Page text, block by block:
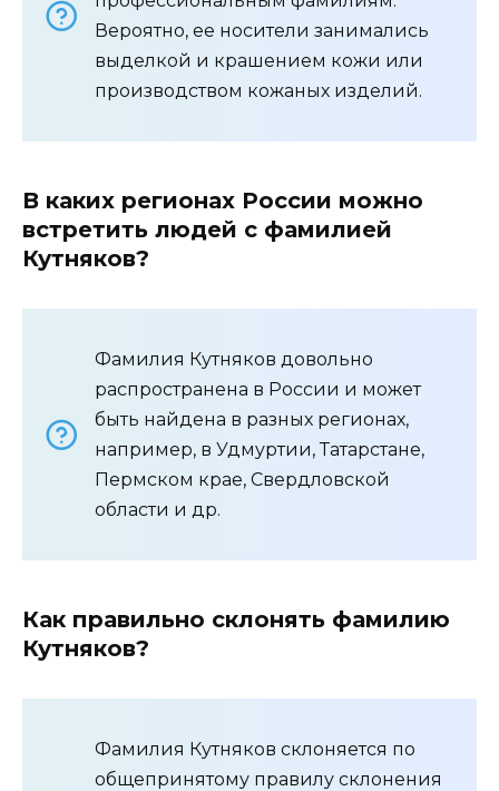
Вероятно, ее носители занимались
выделкой и крашением кожи или
производством кожаных изделий.
В каких регионах России можно
встретить людей с фамилией
Кутняков?
Фамилия Кутняков довольно
распространена в России и может
быть найдена в разных регионах,
например, в Удмуртии, Татарстане,
Пермском крае, Свердловской
области и др.
Как правильно склонять фамилию
Кутняков?
Фамилия Кутняков склоняется по
общепринятому правилу склонения